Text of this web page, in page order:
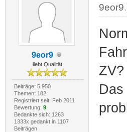
9eor9
liebt Qualität
Beiträge: 5.950
Themen: 182
Registriert seit: Feb 2011
Bewertung: 9
Bedankte sich: 1263
1333x gedankt in 1107
Beiträgen
9eor9
ZV?